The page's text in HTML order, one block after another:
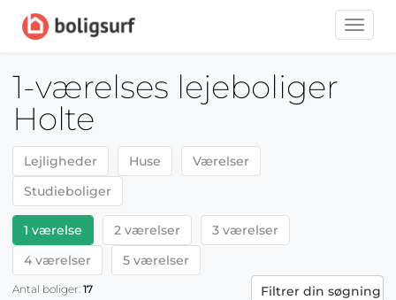
Toggle
1-værelses lejeboliger
Holte
Lejligheder Huse
Værelser
Studieboliger
1 værelse 2 værelser
3 værelser
4 værelser
5 værelser
Antal boliger: 17 Filtrer din søgning